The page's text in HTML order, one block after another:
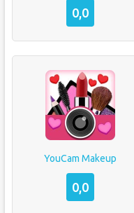
0,0
YouCam Makeup
0,0